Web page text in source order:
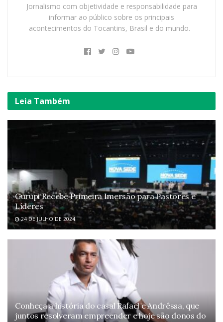
Jornalismo com objetividade e responsabilidade para
informar ao público sobre os principais
acontecimentos do Tocantins, Brasil e do mundo.
Leia Também
Gurupi Recebe Primeira Imersão para Pastores e
Líderes
24 DE JULHO DE 2024
Conheça a história do casal Rafael e Andrêssa, que
juntos resolveram empreender e hoje são donos do